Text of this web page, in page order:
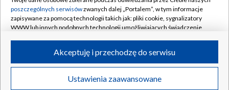
Rada Programowa
System NOS
Informacje o nadawcy
Program dla prasy
Kontakt
Kanały
©2026 Telewizja Polska S.A. w likwidacji
poszczególnych serwisówzwanych dalej „Portalem”, w tym informacje
zapisywane za pomocą technologii takich jak: pliki cookie, sygnalizatory
WWW lub innych podobnych technologii umożliwiających świadczenie
ruchu w Internecie.
Twoje dane osobowe zbierane podczas odwiedzania przez Ciebie
poszczególnych serwisówna Portalu, takie jak adresy IP, identyfikatory
Ustawienia zaawansowane
Akceptuję i przechodzę do serwisu